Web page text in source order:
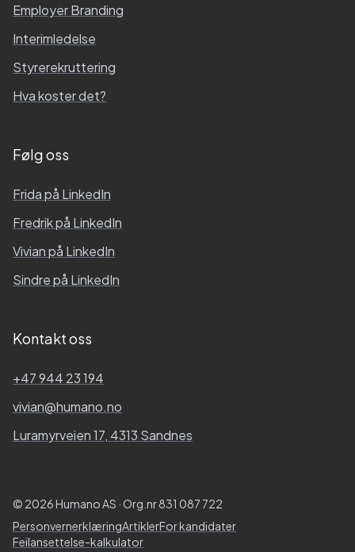
Employer Branding
Interimledelse
Styrerekruttering
Hva koster det?
Følg oss
Fridapå LinkedIn
Fredrikpå LinkedIn
Vivianpå LinkedIn
Sindrepå LinkedIn
Kontakt oss
+47 944 23 194
vivian@humano.no
Luramyrveien 17, 4313 Sandnes
© 2026 Humano AS · Org.nr 831 087 722
PersonvernerklæringArtiklerFor kandidater
Feilansettelse-kalkulator